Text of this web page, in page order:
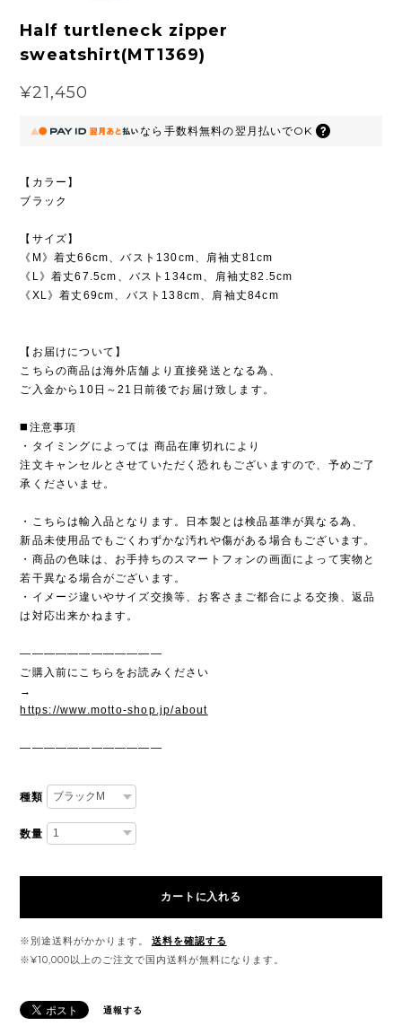
Half turtleneck zipper
sweatshirt(MT1369)
¥21,450
なら 手数料無料の翌月払いでOK
【カラー】
ブラック
【サイズ】
《M》着丈66cm、バスト130cm、肩袖丈81cm
《L》着丈67.5cm、バスト134cm、肩袖丈82.5cm
《XL》着丈69cm、バスト138cm、肩袖丈84cm
【お届けについて】
こちらの商品は海外店舗より直接発送となる為、
ご入金から10日～21日前後でお届け致します。
◼️注意事項
・タイミングによっては 商品在庫切れにより
注文キャンセルとさせていただく恐れもございますので、予めご了
承くださいませ。
・こちらは輸入品となります。日本製とは検品基準が異なる為、
新品未使用品でもごくわずかな汚れや傷がある場合もございます。
・商品の色味は、お手持ちのスマートフォンの画面によって実物と
若干異なる場合がございます。
・イメージ違いやサイズ交換等、お客さまご都合による交換、返品
は対応出来かねます。
————————————
ご購入前にこちらをお読みください
→
https://www.motto-shop.jp/about
————————————
種類
数量
カートに入れる
※別途送料がかかります。
送料を確認する
※¥10,000以上のご注文で国内送料が無料になります。
通報する